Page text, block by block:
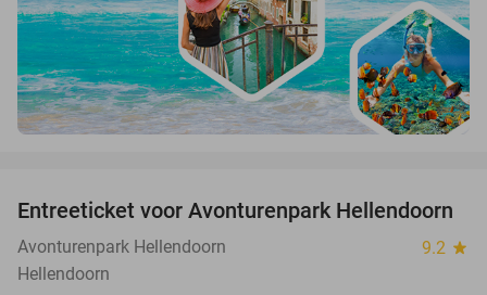
41%
Entreeticket voor Avonturenpark Hellendoorn
Avonturenpark Hellendoorn 9.2 star
Hellendoorn